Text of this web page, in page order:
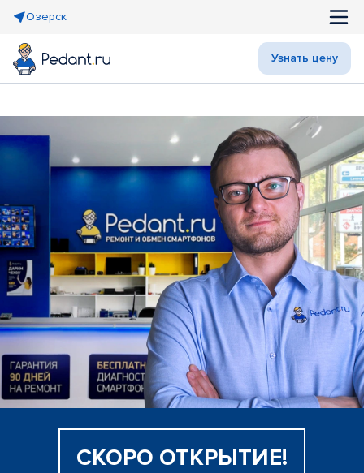
Озерск
Узнать цену
СКОРО ОТКРЫТИЕ!